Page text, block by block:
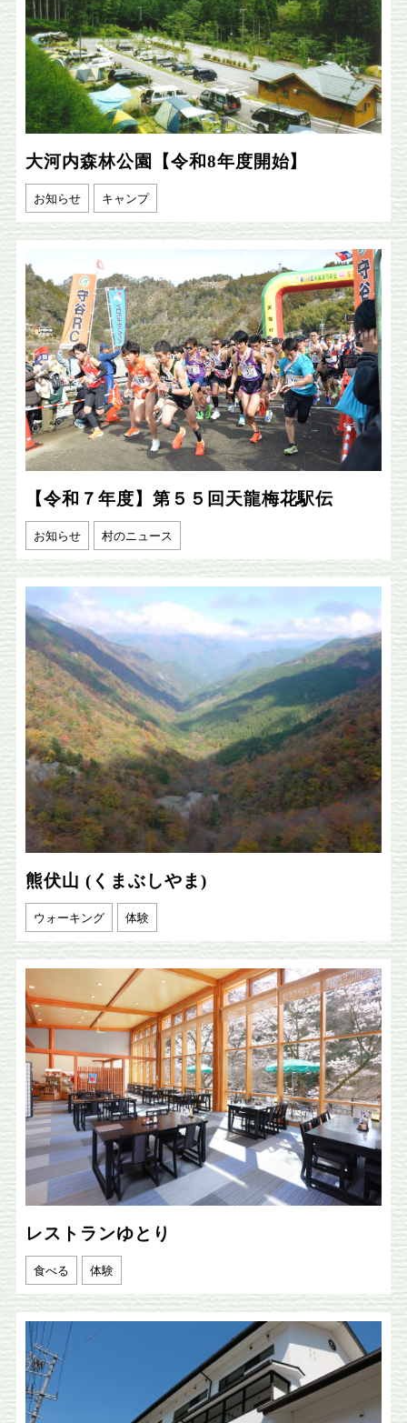
大河内森林公園【令和8年度開始】
お知らせ キャンプ
【令和７年度】第５５回天龍梅花駅伝
お知らせ 村のニュース
熊伏山 (くまぶしやま)
ウォーキング 体験
レストランゆとり
食べる 体験